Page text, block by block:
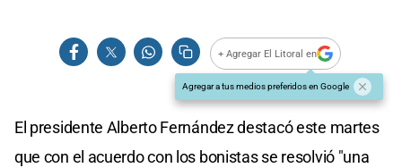
+ Agregar El Litoral en
Agregar a tus medios preferidos en Google
El presidente Alberto Fernández destacó este martes
que con el acuerdo con los bonistas se resolvió "una